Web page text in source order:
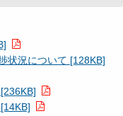
状況について [128KB]